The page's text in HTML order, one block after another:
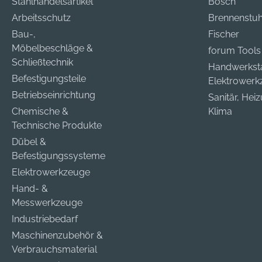
Arbeitsschutz
Bau-,
Möbelbeschläge &
Schließtechnik
Befestigungsteile
Betriebseinrichtung
Chemische &
Technische Produkte
Dübel &
Befestigungssysteme
Elektrowerkzeuge
Hand- &
Messwerkzeuge
Industriebedarf
Maschinenzubehör &
Verbrauchsmaterial
Fischer
forum Tools
Sanitär,
Klima